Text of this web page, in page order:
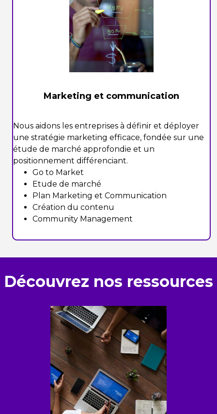
Marketing et communication
Nous aidons les entreprises à définir et déployer
une stratégie marketing efficace, fondée sur une
étude de marché approfondie et un
positionnement différenciant.
Go to Market
Etude de marché
Plan Marketing et Communication
Création du contenu
Community Management
Découvrez nos ressources